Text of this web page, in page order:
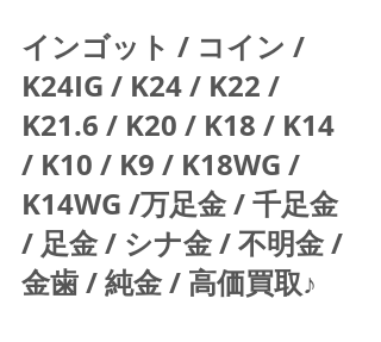
インゴット / コイン /
K24IG / K24 / K22 /
K21.6 / K20 / K18 / K14
/ K10 / K9 / K18WG /
K14WG /万足金 / 千足金
/ 足金 / シナ金 / 不明金 /
金歯 / 純金 / 高価買取♪